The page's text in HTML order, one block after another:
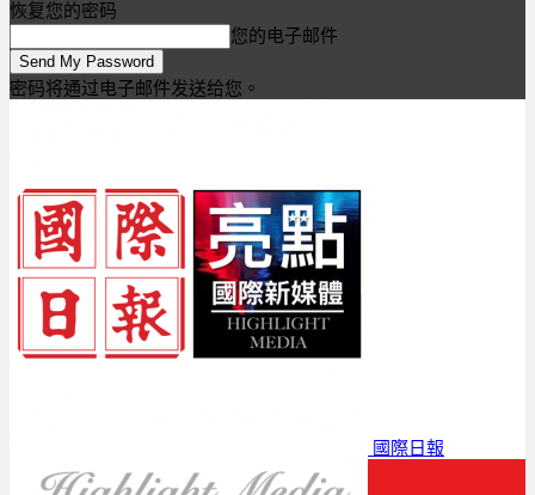
恢复您的密码
您的电子邮件
密码将通过电子邮件发送给您。
國際日報